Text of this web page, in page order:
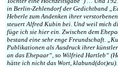
in Berlin-Zehlendorf der Gedichtband
Heberle zum Andenken ihrer
steuert Alfred Kubin bei. Und weil mich
füge ich sie hier ein. Zwischen dem
bestand eine sehr enge Freundschaft.
Publikationen als Ausdruck ihrer
an das Ehe­paar“, so Wilfried Hartleb“
hätte ich nicht das Wort, klabund(dot)eu).